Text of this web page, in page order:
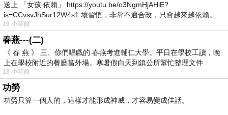
送上 「女孩 依賴」 https://youtu.be/o3NgmHjAHiE?
is=CCvsvJhSur12W4s1 壞習慣，非常不適合改，只會越來越依賴。
我害怕的
19 小時前
春燕---(二)
《 春 燕 》 三、你們唱戲的 春燕考進輔仁大學。平日在學校工讀，晚
上在學校附近的餐廳當外場。寒暑假白天到鎮公所幫忙整理文件
18 小時前
功勞
功勞只算一個人的，這樣才能形成神威，才容易變成佳話。